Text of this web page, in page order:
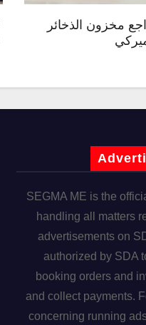
مخزون الذخائر
SEGMA ME is the
handling all matters
advertisements on
authorized by SDA
booking orders and
and collect payments.
concerning running